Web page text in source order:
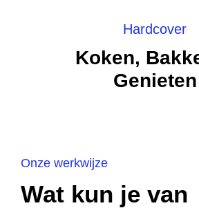
Hardcover
Koken,
Genieten
Onze werkwijze
Wat kun je van